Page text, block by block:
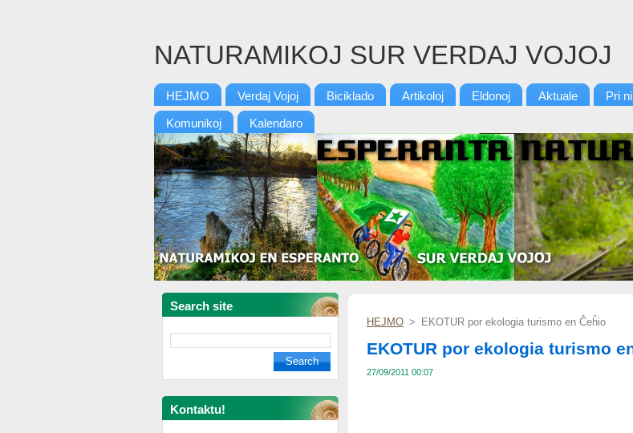
NATURAMIKOJ SUR VERDAJ VOJOJ
HEJMO Verdaj Vojoj Biciklado Artikoloj Eldonoj Aktuale Pri ni
Komunikoj Kalendaro
Search site
Kontaktu!
HEJMO > EKOTUR por ekologia turismo en Ĉeĥio
EKOTUR por ekologia turismo
27/09/2011 00:07